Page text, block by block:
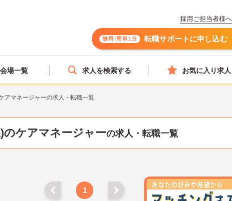
採用ご担当者様へ
無料!簡単1分 転職サポートに申し込む
場一覧 求人を検索する お気に入り求人
アマネージャーの求人・転職一覧
のケアマネージャーの求人・転職一覧
1